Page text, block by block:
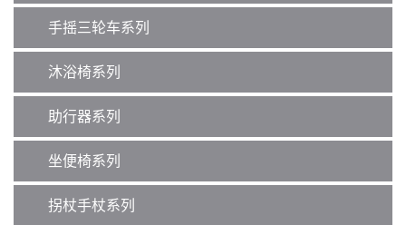
手摇三轮车系列
沐浴椅系列
助行器系列
坐便椅系列
拐杖手杖系列